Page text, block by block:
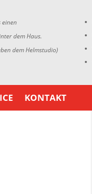
dem Haus.
dem Helmstudio)
KONTAKT